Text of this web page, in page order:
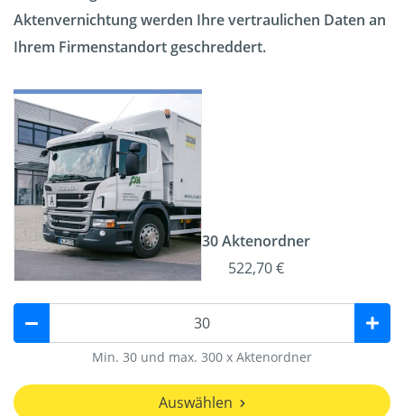
Aktenvernichtung werden Ihre vertraulichen Daten an
Ihrem Firmenstandort geschreddert.
30 Aktenordner
522,70 €
Min. 30 und max. 300 x Aktenordner
Auswählen